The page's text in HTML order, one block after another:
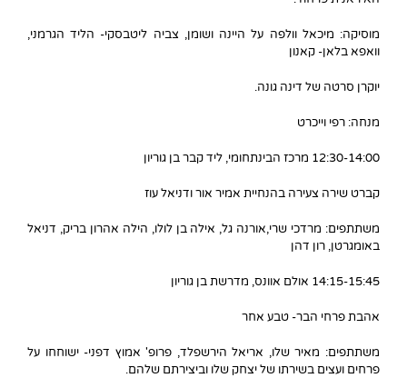
מוסיקה: מיכאל וולפה על היינה ושומן, צביה ליטבסקי- הליד הגרמני,
וואפא בלאן- קאנון
יוקרן סרטה של דינה גונה.
מנחה: רפי וייכרט
12:30-14:00 מרכז הבינתחומי, ליד קבר בן גוריון
קברט שירה צעירה בהנחיית אמיר אור ודניאל עוז
משתתפים: מרדכי שרי,אורנה גל, אילה בן לולו, הילה אהרון בריק, דניאל
באומגרטן, רון דהן
14:15-15:45 אולם אוונס, מדרשת בן גוריון
אהבת פרחי הבר- טבע אחר
משתתפים: מאיר שלו, אריאל הירשפלד, פרופ' אמוץ דפני- ישוחחו על
פרחים ועצים בשירתו של יצחק שלו וביצירתם שלהם.